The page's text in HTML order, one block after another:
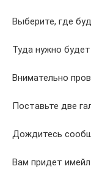
Выберите, где
Туда нужно
Внимательно
Поставьте две
Дождитесь
Вам придет